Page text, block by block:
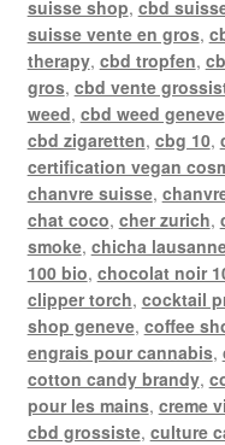
suisse shop, cbd
suisse vente en gros,
therapy, cbd tropfen,
gros, cbd vente
weed, cbd weed geneve
cbd zigaretten, cbg 10,
certification vegan
chanvre suisse,
chat coco, cher zurich,
smoke, chicha
100 bio, chocolat noir
clipper torch, cocktail
shop geneve, coffee
engrais pour cannabis,
cotton candy brandy,
pour les mains, creme
cbd grossiste, culture